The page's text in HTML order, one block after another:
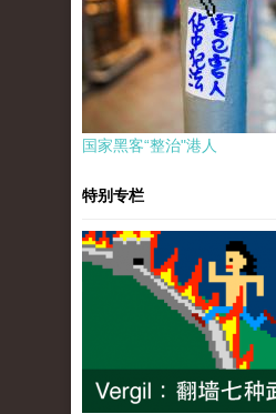
国家黑客“整治"港人
特别专栏